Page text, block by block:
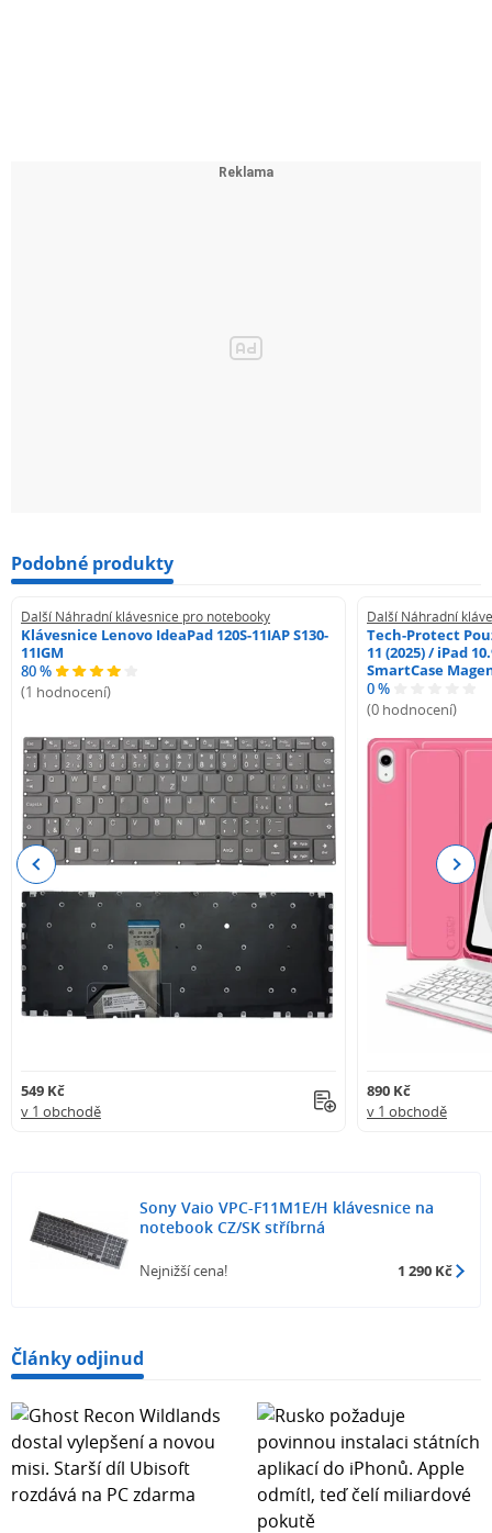
Podobné produkty
Další Náhradní klávesnice pro notebooky
Klávesnice Lenovo IdeaPad 120S-11IAP S130-
11IGM
80 %
(1 hodnocení)
549 Kč
v 1 obchodě
Další Náhradní
Tech-Protect
11 (2025) / iPad
SmartCase
0 %
(0 hodnocení)
890 Kč
v 1 obchodě
Previous Next
Sony Vaio VPC-F11M1E/H klávesnice na
notebook CZ/SK stříbrná
Nejnižší cena! 1 290 Kč
Články odjinud